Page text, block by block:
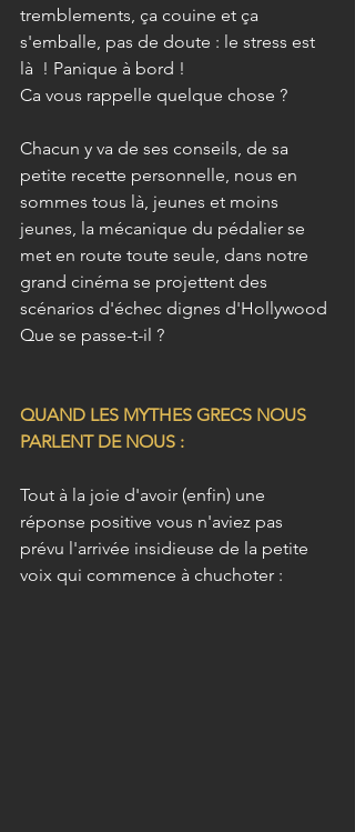
tremblements, ça couine et ça
s'emballe, pas de doute : le stress est
là  ! Panique à bord !
Ca vous rappelle quelque chose ?
Chacun y va de ses conseils, de sa
petite recette personnelle, nous en
sommes tous là, jeunes et moins
jeunes, la mécanique du pédalier se
met en route toute seule, dans notre
grand cinéma se projettent des
scénarios d'échec dignes d'Hollywood
Que se passe-t-il ?
QUAND LES MYTHES GRECS NOUS
PARLENT DE NOUS :
Tout à la joie d'avoir (enfin) une
réponse positive vous n'aviez pas
prévu l'arrivée insidieuse de la petite
voix qui commence à chuchoter :